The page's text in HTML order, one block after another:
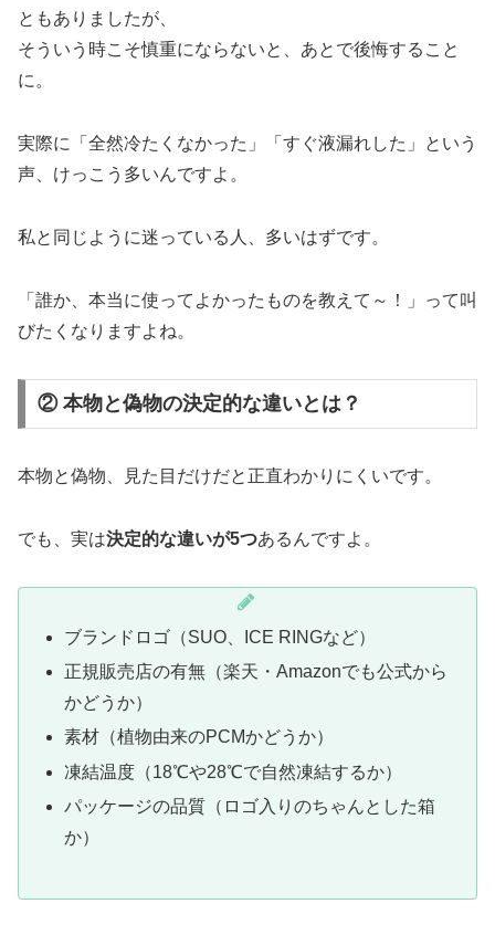
ともありましたが、
そういう時こそ慎重にならないと、あとで後悔すること
に。
実際に「全然冷たくなかった」「すぐ液漏れした」という
声、けっこう多いんですよ。
私と同じように迷っている人、多いはずです。
「誰か、本当に使ってよかったものを教えて～！」って叫
びたくなりますよね。
② 本物と偽物の決定的な違いとは？
本物と偽物、見た目だけだと正直わかりにくいです。
でも、実は決定的な違いが5つあるんですよ。
ブランドロゴ（SUO、ICE RINGなど）
正規販売店の有無（楽天・Amazonでも公式から
かどうか）
素材（植物由来のPCMかどうか）
凍結温度（18℃や28℃で自然凍結するか）
パッケージの品質（ロゴ入りのちゃんとした箱
か）